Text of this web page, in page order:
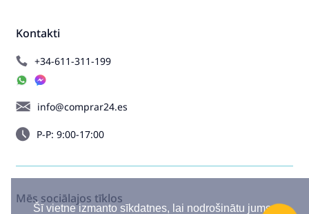
Šī vietne izmanto sīkdatnes, lai nodrošinātu jums
Kontakti
+34-611-311-199
info@comprar24.es
P-P: 9:00-17:00
Mēs sociālajos tīklos